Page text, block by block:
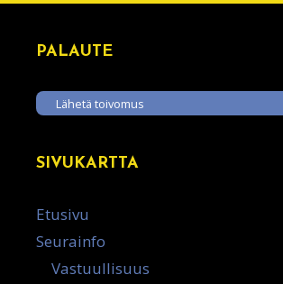
PALAUTE
Lähetä toivomus
SIVUKARTTA
Etusivu
Seurainfo
Vastuullisuus